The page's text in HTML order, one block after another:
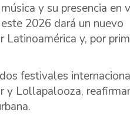
y su presencia en
2026 dará un nuevo
Latinoamérica y, por
festivales
y Lollapalooza,